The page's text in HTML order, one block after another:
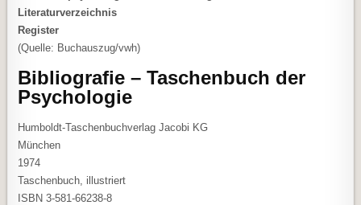
Literaturverzeichnis
Register
(Quelle: Buchauszug/vwh)
Bibliografie – Taschenbuch der
Psychologie
Humboldt-Taschenbuchverlag Jacobi KG
München
1974
Taschenbuch, illustriert
ISBN 3-581-66238-8